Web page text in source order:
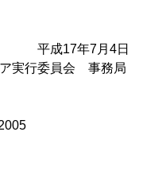
7月4日
員会 事務局